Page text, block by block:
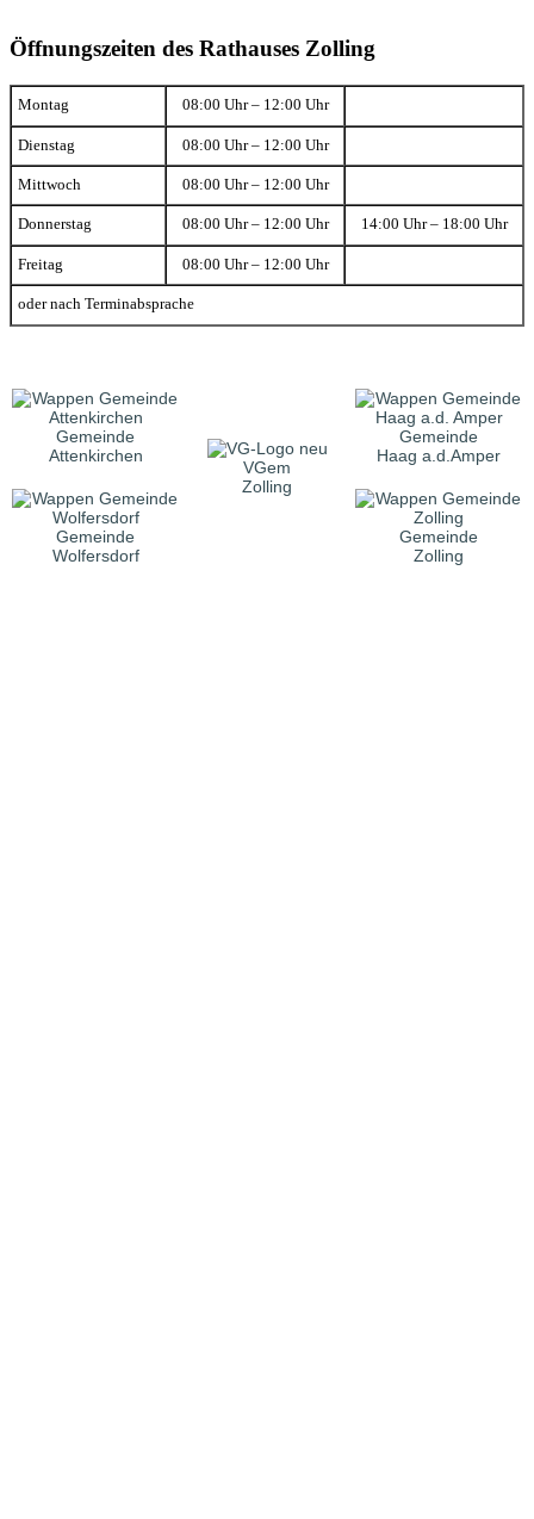
Öffnungszeiten des Rathauses Zolling
Montag 08:00 Uhr – 12:00 Uhr
Dienstag 08:00 Uhr – 12:00 Uhr
Mittwoch 08:00 Uhr – 12:00 Uhr
Donnerstag 08:00 Uhr – 12:00 Uhr 14:00 Uhr – 18:00 Uhr
Freitag 08:00 Uhr – 12:00 Uhr
oder nach Terminabsprache
Gemeinde
Attenkirchen
VGem
Zolling
Gemeinde
Haag a.d.Amper
Gemeinde
Wolfersdorf
Gemeinde
Zolling